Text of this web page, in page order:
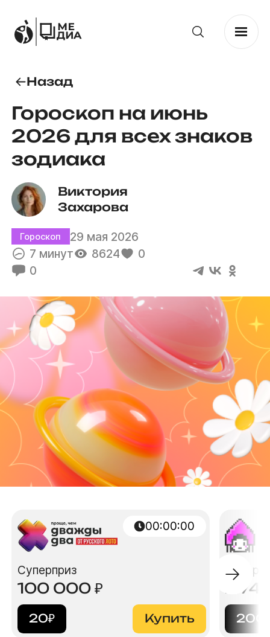
Назад
Гороскоп на июнь
2026 для всех знаков
зодиака
Виктория
Захарова
Гороскоп
29 мая 2026
7 минут
8624
0
0
00:00:00
Суперприз
100 000₽
20₽ Купить
2
200